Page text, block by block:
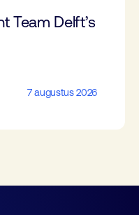
Team Delft’s
7 augustus 2026